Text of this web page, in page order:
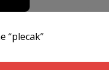
“plecak”